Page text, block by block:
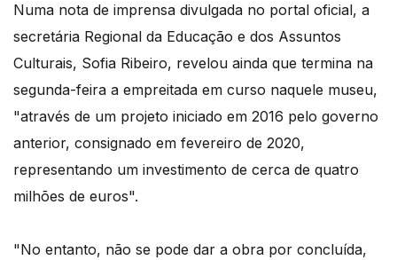
Numa nota de imprensa divulgada no portal oficial, a
secretária Regional da Educação e dos Assuntos
Culturais, Sofia Ribeiro, revelou ainda que termina na
segunda-feira a empreitada em curso naquele museu,
"através de um projeto iniciado em 2016 pelo governo
anterior, consignado em fevereiro de 2020,
representando um investimento de cerca de quatro
milhões de euros".
"No entanto, não se pode dar a obra por concluída,